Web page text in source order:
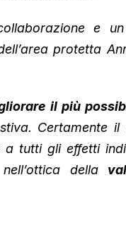
e
protetta
il più
Certamente
tutti gli effetti
della